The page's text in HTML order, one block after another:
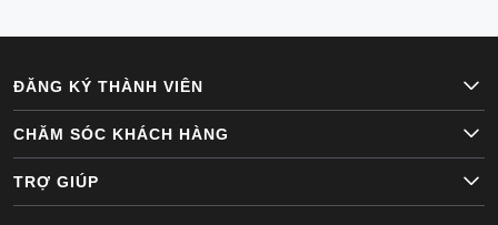
ĐĂNG KÝ THÀNH VIÊN
CHĂM SÓC KHÁCH HÀNG
TRỢ GIÚP